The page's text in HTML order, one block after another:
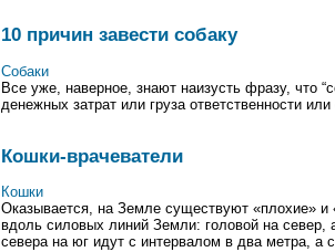
10 причин завести собаку
Собаки
Все уже, наверное, знают наизусть фразу, что
денежных затрат или груза ответственности
Кошки-врачеватели
Кошки
Оказывается, на Земле существуют «плохие» и
вдоль силовых линий Земли: головой на север,
севера на юг идут с интервалом в два метра, а